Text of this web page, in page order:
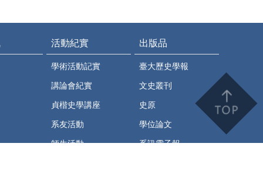
活動紀實
學術活動記實
講論會紀實
貞楷史學講座
系友活動
師生活動
出版品
臺大歷史學報
文史叢刊
史原
學位論文
系訊電子報